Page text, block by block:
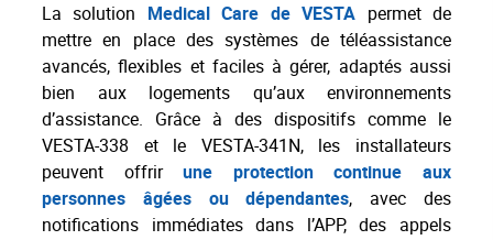
La solution Medical Care de VESTA permet de
mettre en place des systèmes de téléassistance
avancés, flexibles et faciles à gérer, adaptés aussi
bien aux logements qu’aux environnements
d’assistance. Grâce à des dispositifs comme le
VESTA-338 et le VESTA-341N, les installateurs
peuvent offrirune protection continue aux
personnes âgées ou dépendantes, avec des
notifications immédiates dans l’APP, des appels